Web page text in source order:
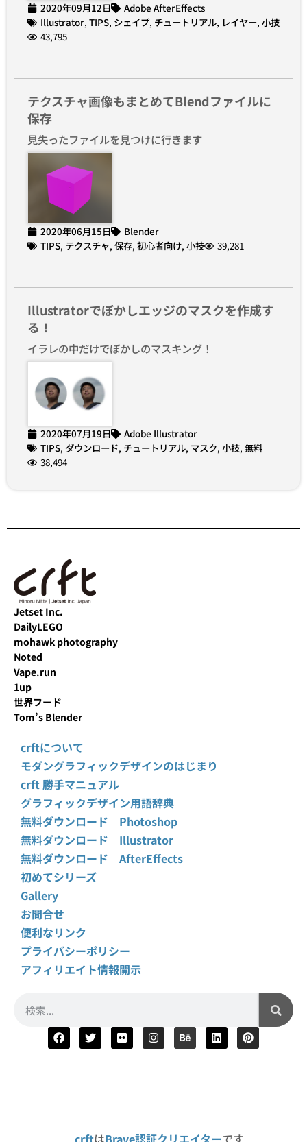
2020年09月12日
Adobe AfterEffects
Illustrator, TIPS, シェイプ, チュートリアル, レイヤー, 小技
43,795
テクスチャ画像もまとめてBlendファイルに
保存
見失ったファイルを見つけに行きます
2020年06月15日
Blender
TIPS, テクスチャ, 保存, 初心者向け, 小技 39,281
Illustratorでぼかしエッジのマスクを作成す
る！
イラレの中だけでぼかしのマスキング！
2020年07月19日
Adobe Illustrator
TIPS, ダウンロード, チュートリアル, マスク, 小技, 無料
38,494
Jetset Inc.
DailyLEGO
mohawk photography
Noted
Vape.run
1up
世界フード
Tom’s Blender
crftについて
モダングラフィックデザインのはじまり
crft 勝手マニュアル
グラフィックデザイン用語辞典
無料ダウンロード Photoshop
無料ダウンロード Illustrator
無料ダウンロード AfterEffects
初めてシリーズ
Gallery
お問合せ
便利なリンク
プライバシーポリシー
アフィリエイト情報開示
crftはBrave認証クリエイターです